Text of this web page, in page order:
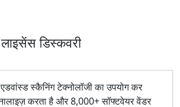
डिस्कवरी
स्कैनिंग टेक्नोलॉजी का उपयोग कर
करता है और 8,000+ सॉफ्टवेयर वेंडर